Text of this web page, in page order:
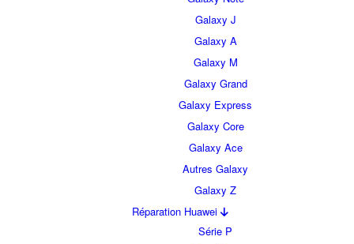
Galaxy J
Galaxy A
Galaxy M
Galaxy Grand
Galaxy Express
Galaxy Core
Galaxy Ace
Autres Galaxy
Galaxy Z
Réparation Huawei
Série P